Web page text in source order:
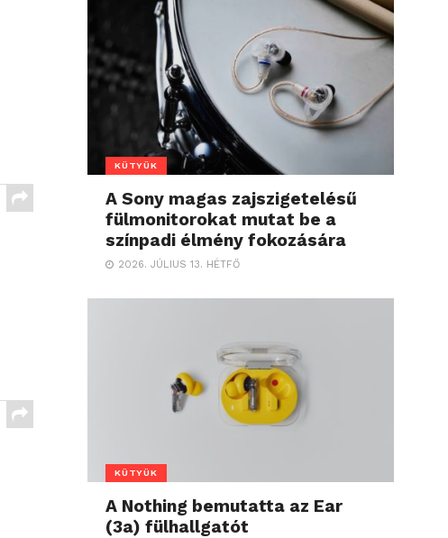
KÜTYÜK
A Sony magas zajszigetelésű
fülmonitorokat mutat be a
színpadi élmény fokozására
2026. JÚLIUS 13. HÉTFŐ
KÜTYÜK
A Nothing bemutatta az Ear
(3a) fülhallgatót